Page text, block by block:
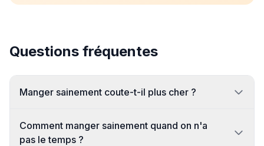
Questions fréquentes
Manger sainement coute-t-il plus cher ?
Comment manger sainement quand on n'a
pas le temps ?